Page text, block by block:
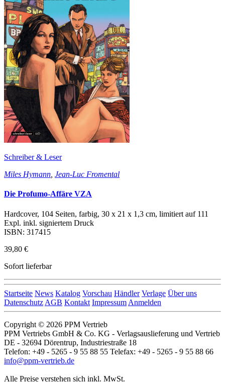
Schreiber & Leser
Miles Hymann Jean-Luc Fromental
Die Profumo-Affäre VZA
Hardcover, 104 Seiten, farbig, 30 x 21 x 1,3 cm, limitiert auf 111
Expl. inkl. signiertem Druck
ISBN: 317415
39,80 €
Sofort lieferbar
Startseite News Katalog Vorschau Händler Verlage Über uns
Datenschutz AGB Kontakt Impressum Anmelden
Copyright © 2026 PPM Vertrieb
PPM Vertriebs GmbH & Co. KG - Verlagsauslieferung und Vertrieb
DE - 32694 Dörentrup, Industriestraße 18
Telefon: +49 - 5265 - 9 55 88 55 Telefax: +49 - 5265 - 9 55 88 66
info@ppm-vertrieb.de
Alle Preise verstehen sich inkl. MwSt.